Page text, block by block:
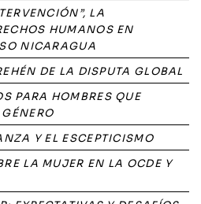
LA
HUMANOS EN
NICARAGUA
DE LA DISPUTA GLOBAL
PARA HOMBRES QUE
Y EL ESCEPTICISMO
LA MUJER EN LA OCDE Y